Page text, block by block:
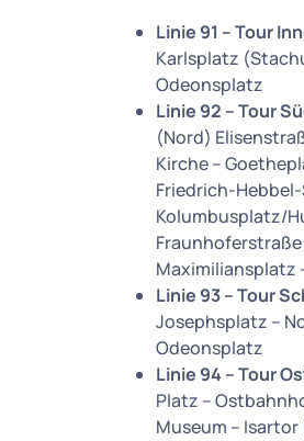
Linie 91 – Tour
Karlsplatz
Odeonsplatz
Linie 92 – Tour
(Nord)
Kirche –
Friedrich-
Kolumbusplatz/
Maximiliansplatz
Linie 93 – Tour
Josephsplatz –
Odeonsplatz
Linie 94 – Tour
Platz –
Museum –